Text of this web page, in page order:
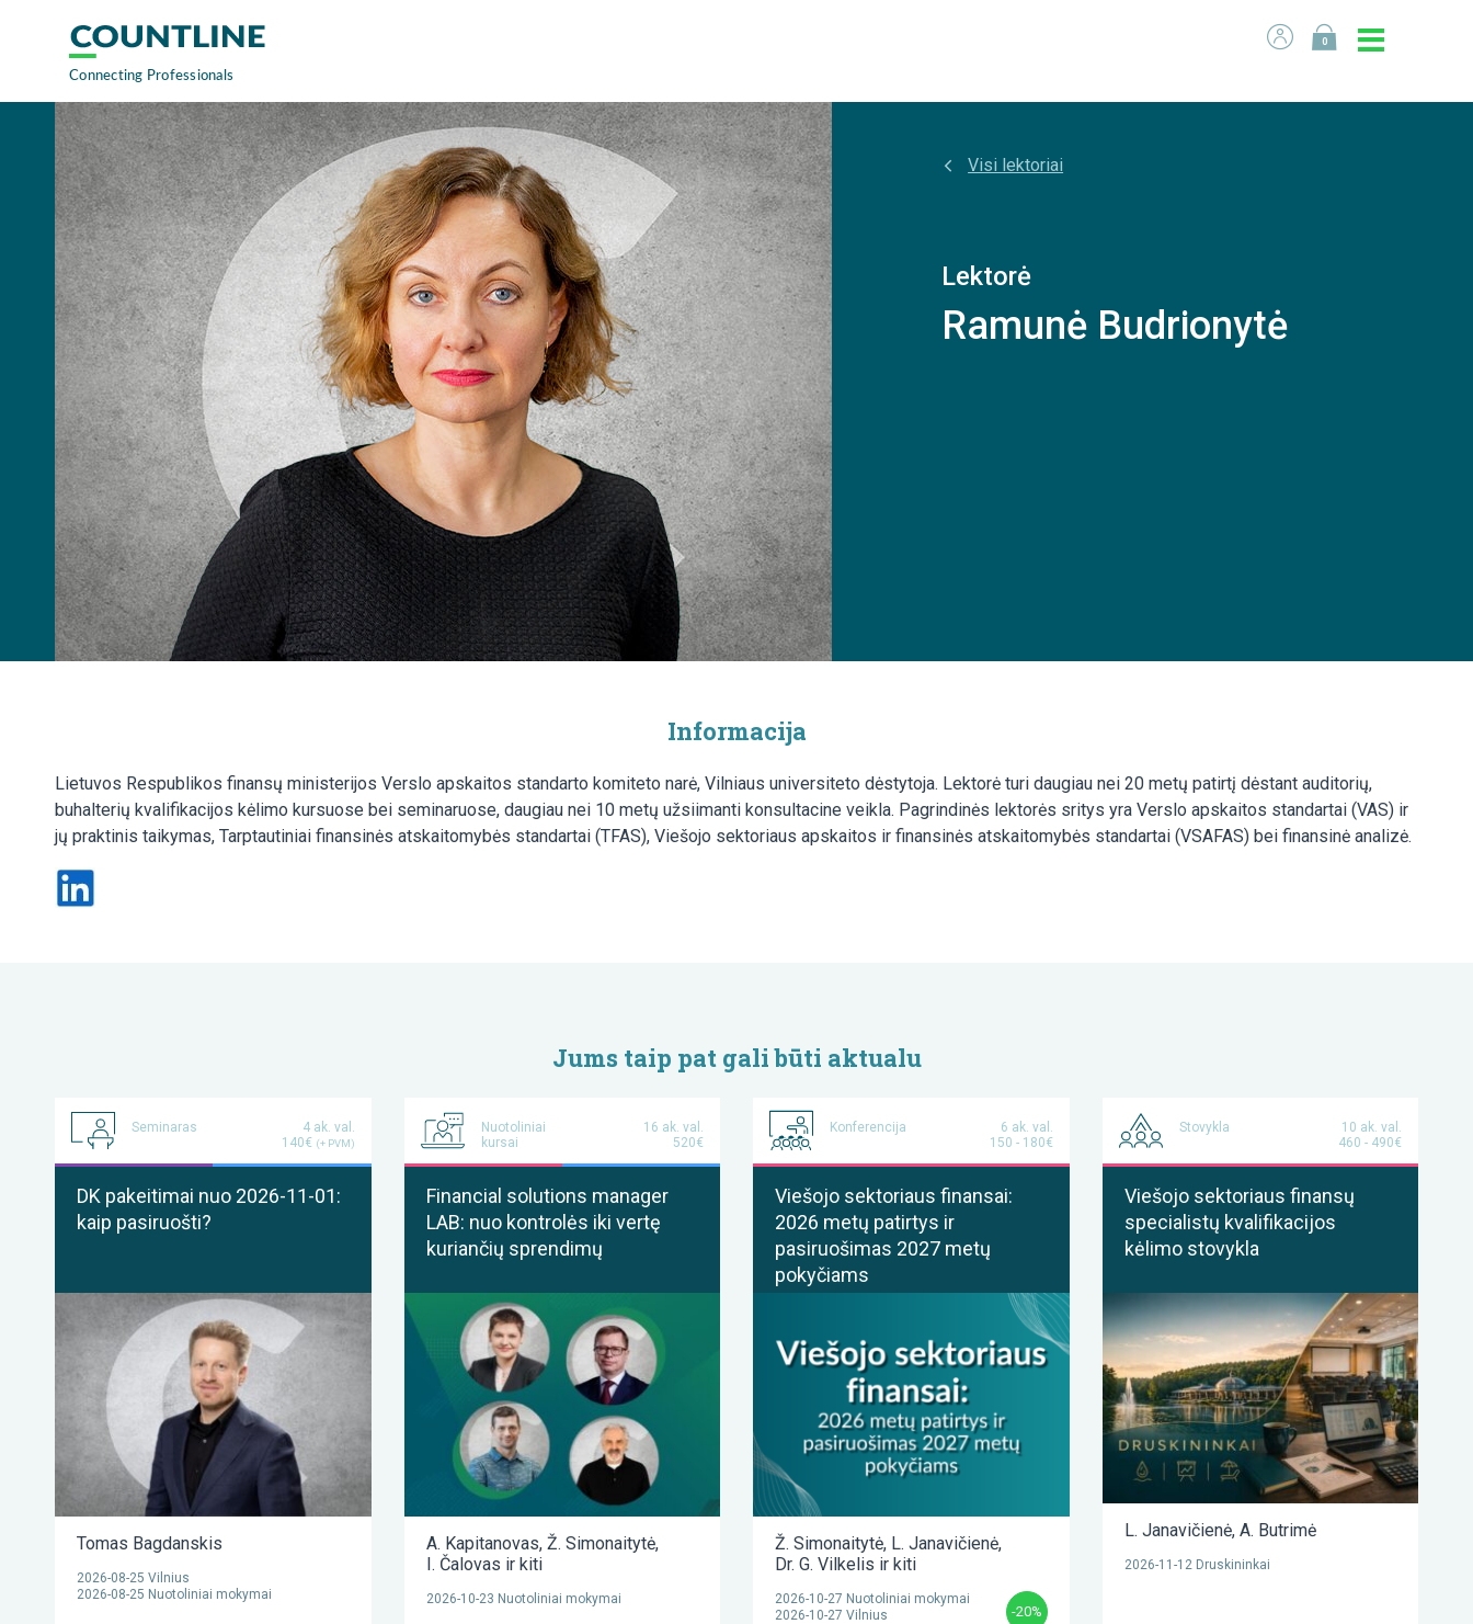
0
Visi lektoriai
Lektorė
Ramunė Budrionytė
Informacija
Lietuvos Respublikos finansų ministerijos Verslo apskaitos standarto komiteto narė, Vilniaus universiteto dėstytoja. Lektorė turi daugiau nei 20 metų patirtį dėstant auditorių,
buhalterių kvalifikacijos kėlimo kursuose bei seminaruose, daugiau nei 10 metų užsiimanti konsultacine veikla. Pagrindinės lektorės sritys yra Verslo apskaitos standartai (VAS) ir
jų praktinis taikymas, Tarptautiniai finansinės atskaitomybės standartai (TFAS), Viešojo sektoriaus apskaitos ir finansinės atskaitomybės standartai (VSAFAS) bei finansinė analizė.
Jums taip pat gali būti aktualu
Seminaras
4 ak. val.
140€ (+ PVM)
DK pakeitimai nuo 2026-11-01:
kaip pasiruošti?
Tomas Bagdanskis
2026-08-25 Vilnius
2026-08-25 Nuotoliniai mokymai
Nuotoliniai
kursai
16 ak. val.
520€
Financial solutions manager
LAB: nuo kontrolės iki vertę
kuriančių sprendimų
A. Kapitanovas, Ž. Simonaitytė,
I. Čalovas ir kiti
2026-10-23 Nuotoliniai mokymai
Konferencija
6 ak. val.
150 - 180€
Viešojo sektoriaus finansai:
2026 metų patirtys ir
pasiruošimas 2027 metų
pokyčiams
Ž. Simonaitytė, L. Janavičienė,
Dr. G. Vilkelis ir kiti
2026-10-27 Nuotoliniai mokymai
2026-10-27 Vilnius
-20%
Stovykla
10 ak. val.
460 - 490€
Viešojo sektoriaus finansų
specialistų kvalifikacijos
kėlimo stovykla
L. Janavičienė, A. Butrimė
2026-11-12 Druskininkai